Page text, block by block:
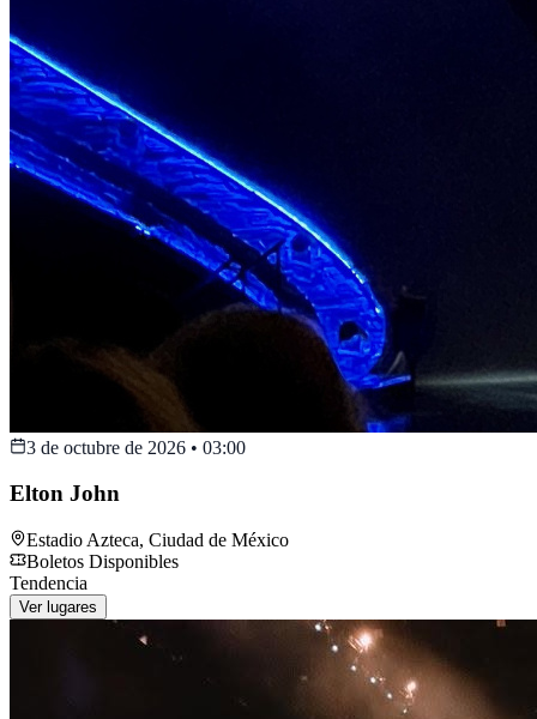
3 de octubre de 2026 • 03:00
Elton John
Estadio Azteca, Ciudad de México
Boletos Disponibles
Tendencia
Ver lugares